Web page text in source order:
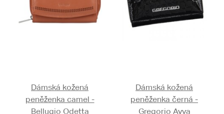
Dámská kožená
peněženka camel -
Bellugio Odetta
Dámská kožená
peněženka černá -
Gregorio Ayva